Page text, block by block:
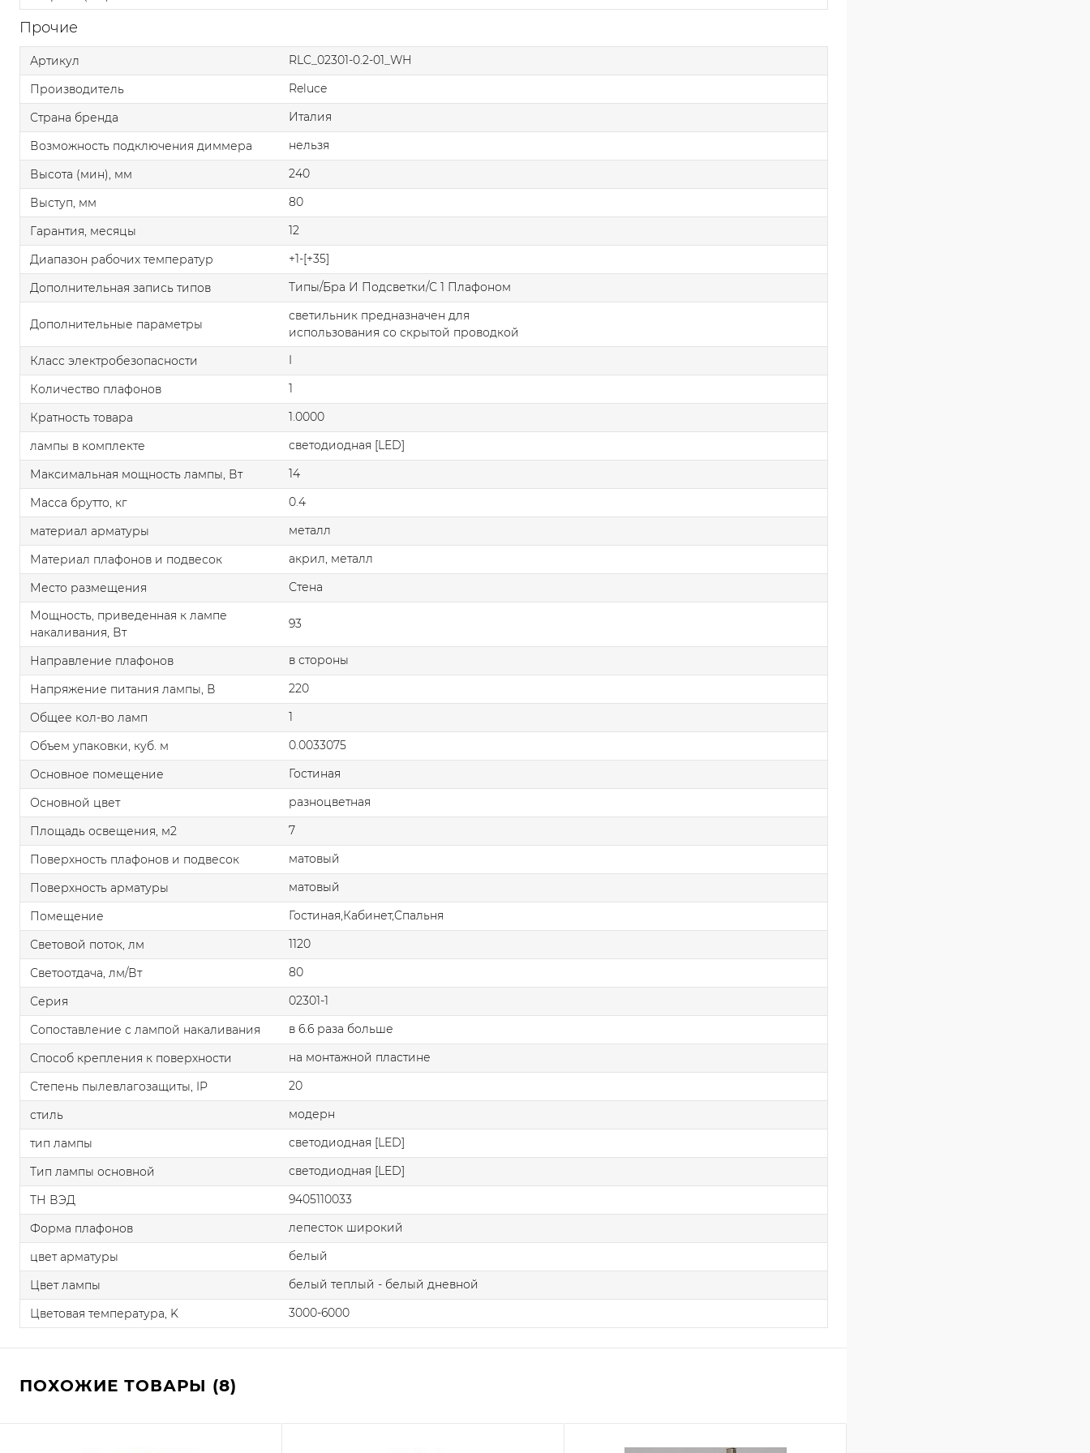
Прочие
Артикул
RLC_02301-0.2-01_WH
Производитель
Reluce
Страна бренда
Италия
Возможность подключения диммера
нельзя
Высота (мин), мм
240
Выступ, мм
80
Гарантия, месяцы
12
Диапазон рабочих температур
+1-[+35]
Дополнительная запись типов
Типы/Бра И Подсветки/С 1 Плафоном
Дополнительные параметры
светильник предназначен для
использования со скрытой проводкой
Класс электробезопасности
I
Количество плафонов
1
Кратность товара
1.0000
лампы в комплекте
светодиодная [LED]
Максимальная мощность лампы, Вт
14
Масса брутто, кг
0.4
материал арматуры
металл
Материал плафонов и подвесок
акрил, металл
Место размещения
Стена
Мощность, приведенная к лампе
накаливания, Вт
93
Направление плафонов
в стороны
Напряжение питания лампы, В
220
Общее кол-во ламп
1
Объем упаковки, куб. м
0.0033075
Основное помещение
Гостиная
Основной цвет
разноцветная
Площадь освещения, м2
7
Поверхность плафонов и подвесок
матовый
Поверхность арматуры
матовый
Помещение
Гостиная,Кабинет,Спальня
Световой поток, лм
1120
Светоотдача, лм/Вт
80
Серия
02301-1
Сопоставление с лампой накаливания
в 6.6 раза больше
Способ крепления к поверхности
на монтажной пластине
Степень пылевлагозащиты, IP
20
стиль
модерн
тип лампы
светодиодная [LED]
Тип лампы основной
светодиодная [LED]
ТН ВЭД
9405110033
Форма плафонов
лепесток широкий
цвет арматуры
белый
Цвет лампы
белый теплый - белый дневной
Цветовая температура, K
3000-6000
ПОХОЖИЕ ТОВАРЫ (8)